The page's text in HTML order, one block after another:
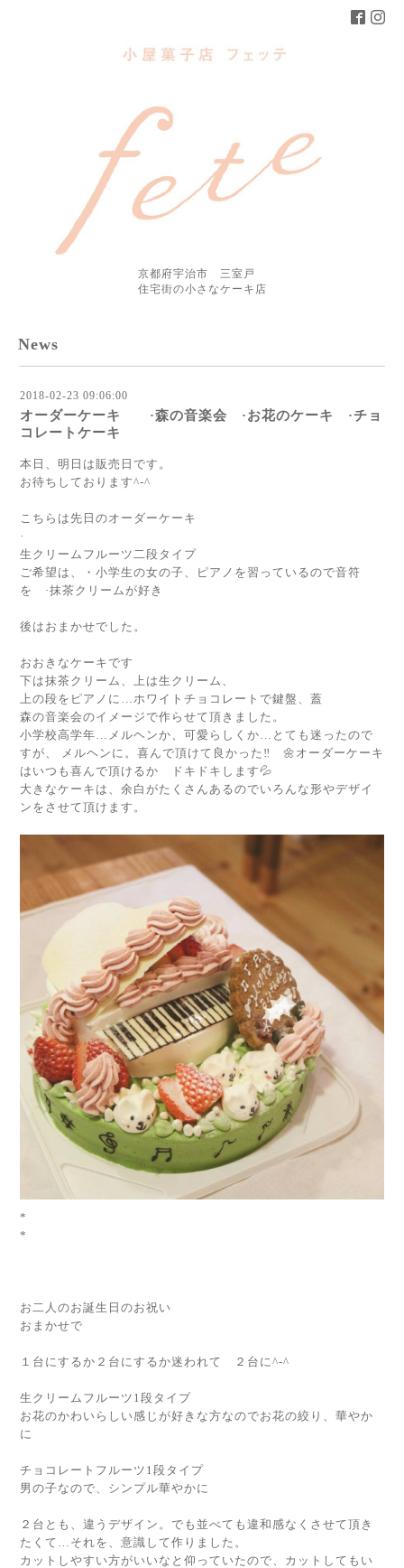
京都府宇治市 三室戸
住宅街の小さなケーキ店
News
2018-02-23 09:06:00
オーダーケーキ ·森の音楽会 ·お花のケーキ ·チョ
コレートケーキ
本日、明日は販売日です。
お待ちしております^-^
こちらは先日のオーダーケーキ
·
生クリームフルーツ二段タイプ
ご希望は、・小学生の女の子、ピアノを習っているので音符
を ·抹茶クリームが好き
後はおまかせでした。
おおきなケーキです
下は抹茶クリーム、上は生クリーム、
上の段をピアノに…ホワイトチョコレートで鍵盤、蓋
森の音楽会のイメージで作らせて頂きました。
小学校高学年…メルヘンか、可愛らしくか…とても迷ったので
すが、 メルヘンに。喜んで頂けて良かった‼ 🌼オーダーケーキ
はいつも喜んで頂けるか ドキドキします💦
大きなケーキは、余白がたくさんあるのでいろんな形やデザイ
ンをさせて頂けます。
*
*
お二人のお誕生日のお祝い
おまかせで
１台にするか２台にするか迷われて ２台に^-^
生クリームフルーツ1段タイプ
お花のかわいらしい感じが好きな方なのでお花の絞り、華やか
に
チョコレートフルーツ1段タイプ
男の子なので、シンプル華やかに
２台とも、違うデザイン。でも並べても違和感なくさせて頂き
たくて…それを、意識して作りました。
カットしやすい方がいいなと仰っていたので、カットしてもい